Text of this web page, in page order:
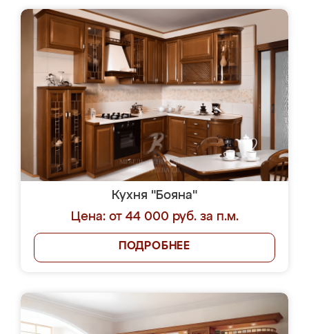
Кухня "Бояна"
Цена: от 44 000 руб. за п.м.
ПОДРОБНЕЕ